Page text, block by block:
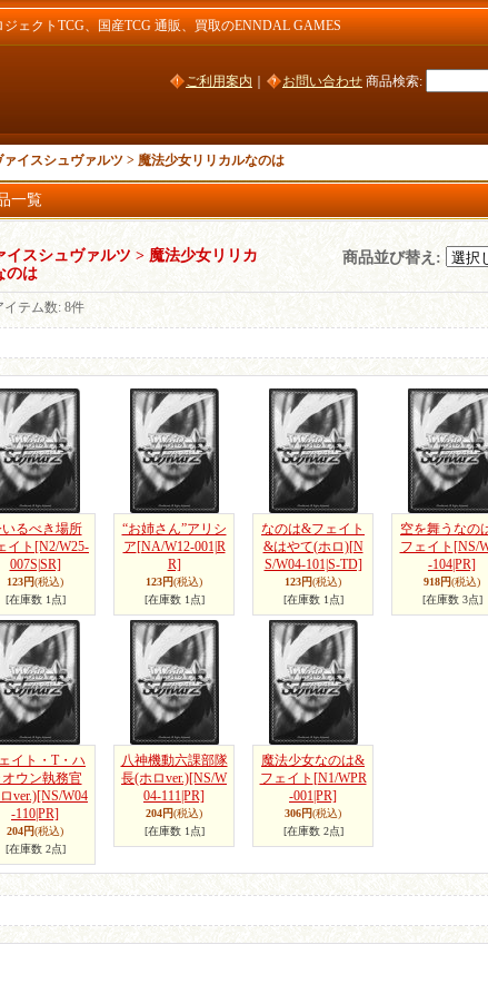
ェクトTCG、国産TCG 通販、買取のENNDAL GAMES
ご利用案内 お問い合わせ 商品検索:
ァイスシュヴァルツ > 魔法少女リリカルなのは
一覧
イスシュヴァルツ > 魔法少女リリカ
のは
商品並び替え :
イテム数: 8件
るべき場所
イト [N2/W25-
007S|SR]
123円(税込)
[在庫数 1点]
“お姉さん”アリシ
ア[NA/W12-001|R
R]
123円(税込)
[在庫数 1点]
なのは&フェイト
&はやて(ホロ)[N
S/W04-101|S-TD]
123円(税込)
[在庫数 1点]
空を舞うなの
フェイト [NS/
-104|PR]
918円(税込)
[在庫数 3点]
イト・T・ハ
オウン執務官
ver.)[NS/W04
-110|PR]
204円(税込)
[在庫数 2点]
八神機動六課部隊
長(ホロver.)[NS/W
04-111|PR]
204円(税込)
[在庫数 1点]
魔法少女なのは&
フェイト [N1/WPR
-001|PR]
306円(税込)
[在庫数 2点]